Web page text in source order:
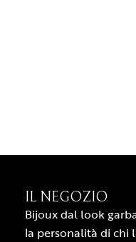
IL NEGOZIO
Bijoux dal look
la personalità di chi